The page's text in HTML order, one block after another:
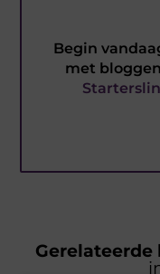
Begin
met
Gerelateerde